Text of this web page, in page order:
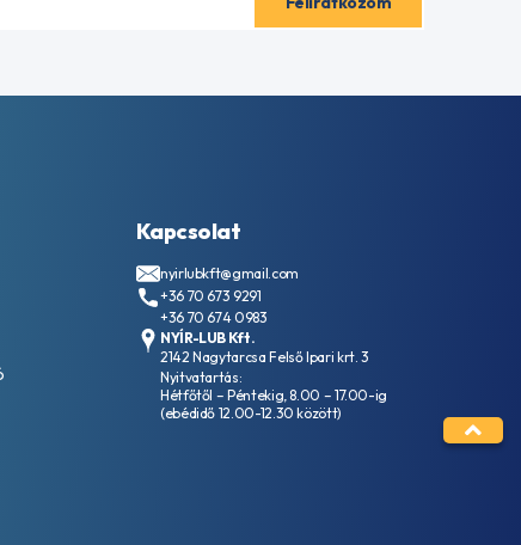
Kapcsolat
nyirlubkft@gmail.com
+36 70 673 9291
+36 70 674 0983
NYÍR-LUB Kft.
2142 Nagytarcsa Felső Ipari krt. 3
Nyitvatartás:
Hétfőtől – Péntekig, 8.00 – 17.00-ig
(ebédidő 12.00-12.30 között)